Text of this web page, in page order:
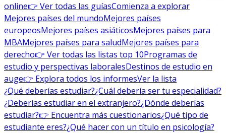
online👉 Ver todas las guíasComienza a explorar
Mejores países del mundoMejores países
europeosMejores países asiáticosMejores países para
MBAMejores países para saludMejores países para
derecho👉 Ver todas las listas top 10Programas de
estudio y perspectivas laboralesDestinos de estudio en
auge👉 Explora todos los informesVer la lista
¿Qué deberías estudiar?¿Cuál debería ser tu especialidad?
¿Deberías estudiar en el extranjero?¿Dónde deberías
estudiar?👉 Encuentra más cuestionarios¿Qué tipo de
estudiante eres?¿Qué hacer con un título en psicología?